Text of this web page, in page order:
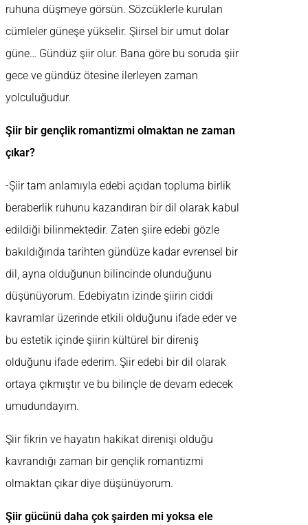
ruhuna düşmeye görsün. Sözcüklerle kurulan
cümleler güneşe yükselir. Şiirsel bir umut dolar
güne… Gündüz şiir olur. Bana göre bu soruda şiir
gece ve gündüz ötesine ilerleyen zaman
yolculuğudur.
Şiir bir gençlik romantizmi olmaktan ne zaman
çıkar?
-Şiir tam anlamıyla edebi açıdan topluma birlik
beraberlik ruhunu kazandıran bir dil olarak kabul
edildiği bilinmektedir. Zaten şiire edebi gözle
bakıldığında tarihten gündüze kadar evrensel bir
dil, ayna olduğunun bilincinde olunduğunu
düşünüyorum. Edebiyatın izinde şiirin ciddi
kavramlar üzerinde etkili olduğunu ifade eder ve
bu estetik içinde şiirin kültürel bir direniş
olduğunu ifade ederim. Şiir edebi bir dil olarak
ortaya çıkmıştır ve bu bilinçle de devam edecek
umudundayım.
Şiir fikrin ve hayatın hakikat direnişi olduğu
kavrandığı zaman bir gençlik romantizmi
olmaktan çıkar diye düşünüyorum.
Şiir gücünü daha çok şairden mi yoksa ele